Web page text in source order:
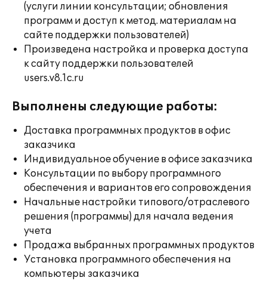
(услуги линии консультации; обновления
программ и доступ к метод. материалам на
сайте поддержки пользователей)
Произведена настройка и проверка доступа
к сайту поддержки пользователей
users.v8.1c.ru
Выполнены следующие работы:
Доставка программных продуктов в офис
заказчика
Индивидуальное обучение в офисе заказчика
Консультации по выбору программного
обеспечения и вариантов его сопровождения
Начальные настройки типового/отраслевого
решения (программы) для начала ведения
учета
Продажа выбранных программных продуктов
Установка программного обеспечения на
компьютеры заказчика